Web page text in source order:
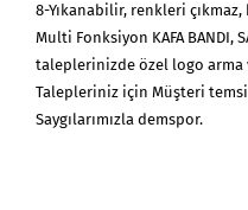
8-Yıkanabilir, renkleri
Multi Fonksiyon KAFA BANDI,
taleplerinizde özel logo
Talepleriniz için Müşteri
Saygılarımızla demspor.